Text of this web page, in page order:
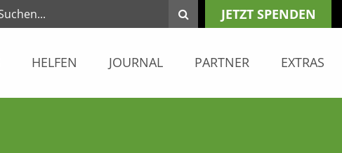
JETZT SPENDEN
HELFEN JOURNAL PARTNER EXTRAS